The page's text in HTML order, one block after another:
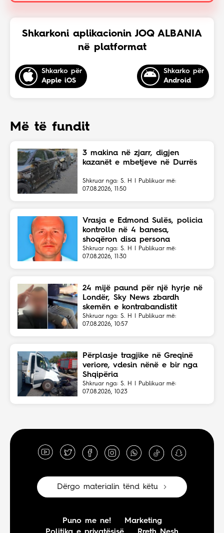
Shkarkoni aplikacionin JOQ ALBANIA
në platformat
Shkarko për
Apple iOS
Shkarko për
Android
Më të fundit
3 makina në zjarr, digjen
kazanët e mbetjeve në Durrës
Shkruar nga: S. H | Publikuar më:
07.08.2026, 11:50
Vrasja e Edmond Sulës, policia
kontrolle në 4 banesa,
shoqëron disa persona
Shkruar nga: S. H | Publikuar më:
07.08.2026, 11:30
24 mijë paund për një hyrje në
Londër, Sky News zbardh
skemën e kontrabandistit
shqiptar
Shkruar nga: S. H | Publikuar më:
07.08.2026, 10:57
Përplasje tragjike në Greqinë
veriore, vdesin nënë e bir nga
Shqipëria
Shkruar nga: S. H | Publikuar më:
07.08.2026, 10:23
Dërgo materialin tënd këtu
Puno me ne!
Marketing